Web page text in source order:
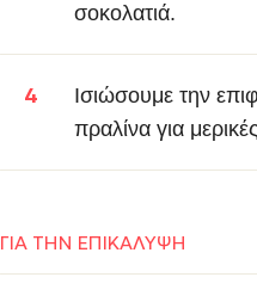
σοκολατιά.
Ισιώσουμε την
πραλίνα για
ΓΙΑ ΤΗΝ ΕΠΙΚΑΛΥΨΗ